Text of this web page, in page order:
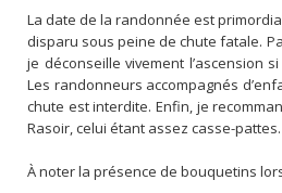
La date de la randonnée est
disparu sous peine de chute fatale.
je déconseille vivement l’ascension
Les randonneurs accompagnés
chute est interdite. Enfin, je
Rasoir, celui étant assez casse-pattes.
À noter la présence de bouquetins